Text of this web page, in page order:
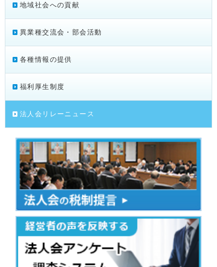
地域社会への貢献
異業種交流会・部会活動
各種情報の提供
福利厚生制度
法人会リレーニュース